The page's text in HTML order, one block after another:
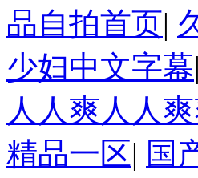
品自拍首页|
少妇中文字幕|
人人爽人人
精品一区| 国